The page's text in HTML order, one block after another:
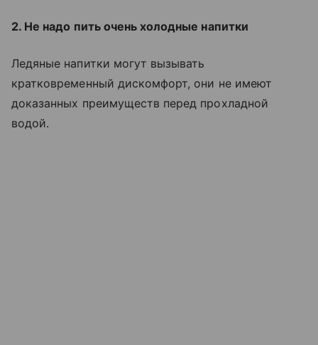
2. Не надо пить очень холодные напитки
Ледяные напитки могут вызывать
кратковременный дискомфорт, они не имеют
доказанных преимуществ перед прохладной
водой.